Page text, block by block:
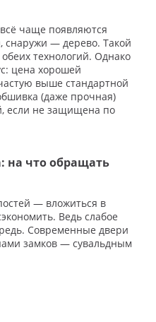
чаще появляются
снаружи — дерево. Такой
технологий. Однако
цена хорошей
выше стандартной
(даже прочная)
если не защищена по
на что обращать
— вложиться в
Ведь слабое
Современные двери
замков — сувальдным